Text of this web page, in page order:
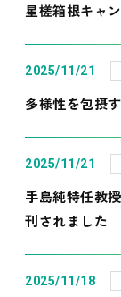
星槎箱根キャ
2025/11/21
多様性を包摂
2025/11/21
手島純特任教
刊されました
2025/11/18